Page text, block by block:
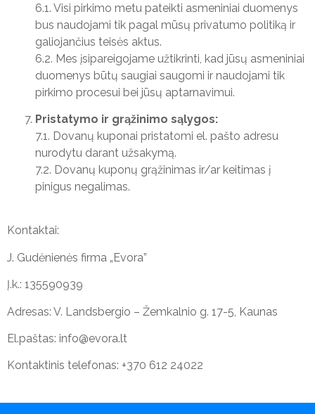
6.1. Visi pirkimo metu pateikti asmeniniai duomenys
bus naudojami tik pagal mūsų privatumo politiką ir
galiojančius teisės aktus.
6.2. Mes įsipareigojame užtikrinti, kad jūsų asmeniniai
duomenys būtų saugiai saugomi ir naudojami tik
pirkimo procesui bei jūsų aptarnavimui.
Pristatymo ir grąžinimo sąlygos:
7.1. Dovanų kuponai pristatomi el. pašto adresu
nurodytu darant užsakymą.
7.2. Dovanų kuponų grąžinimas ir/ar keitimas į
pinigus negalimas.
Kontaktai:
J. Gudėnienės firma „Evora”
Į.k.: 135590939
Adresas: V. Landsbergio – Žemkalnio g. 17-5, Kaunas
El.paštas: info@evora.lt
Kontaktinis telefonas: +370 612 24022